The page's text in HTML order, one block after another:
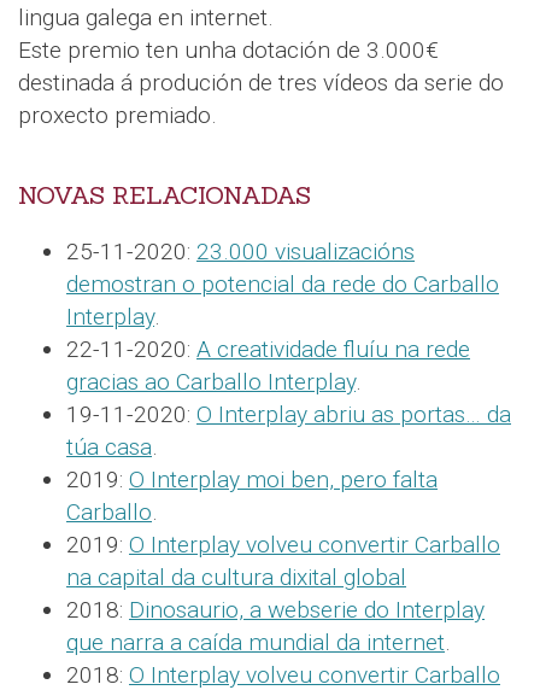
lingua galega en internet.
Este premio ten unha dotación de 3.000€
destinada á produción de tres vídeos da serie do
proxecto premiado.
NOVAS RELACIONADAS
25-11-2020: 23.000 visualizacións
demostran o potencial da rede do Carballo
Interplay.
22-11-2020: A creatividade fluíu na rede
gracias ao Carballo Interplay.
19-11-2020: O Interplay abriu as portas… da
túa casa.
2019: O Interplay moi ben, pero falta
Carballo.
2019: O Interplay volveu convertir Carballo
na capital da cultura dixital global
2018: Dinosaurio, a webserie do Interplay
que narra a caída mundial da internet.
2018: O Interplay volveu convertir Carballo